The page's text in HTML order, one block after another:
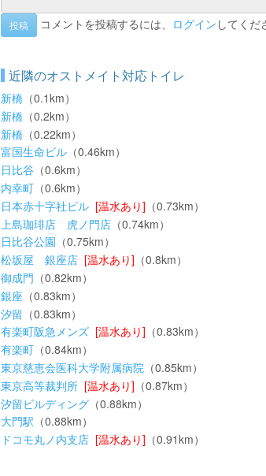
投稿 コメントを投稿するには、 ログイン してくだ
近隣のオストメイト対応トイレ
新橋 （0.1km）
新橋 （0.2km）
新橋 （0.22km）
富国生命ビル（0.46km）
日比谷 （0.6km）
内幸町（0.6km）
日本赤十字社ビル [温水あり] （0.73km）
上島珈琲店 虎ノ門店（0.74km）
日比谷公園 （0.75km）
松坂屋 銀座店 [温水あり] （0.8km）
御成門 （0.82km）
銀座 （0.83km）
汐留 （0.83km）
有楽町阪急メンズ [温水あり] （0.83km）
有楽町（0.84km）
東京慈恵会医科大学附属病院 （0.85km）
東京高等裁判所 [温水あり] （0.87km）
汐留ビルディング（0.88km）
大門駅 （0.88km）
ドコモ丸ノ内支店 [温水あり] （0.91km）